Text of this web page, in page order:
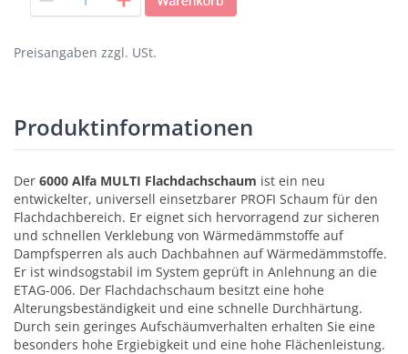
Preisangaben zzgl. USt.
Produktinformationen
Der 6000 Alfa MULTI Flachdachschaum ist ein neu
entwickelter, universell einsetzbarer PROFI Schaum für den
Flachdachbereich. Er eignet sich hervorragend zur sicheren
und schnellen Verklebung von Wärmedämmstoffe auf
Dampfsperren als auch Dachbahnen auf Wärmedämmstoffe.
Er ist windsogstabil im System geprüft in Anlehnung an die
ETAG-006. Der Flachdachschaum besitzt eine hohe
Alterungsbeständigkeit und eine schnelle Durchhärtung.
Durch sein geringes Aufschäumverhalten erhalten Sie eine
besonders hohe Ergiebigkeit und eine hohe Flächenleistung.